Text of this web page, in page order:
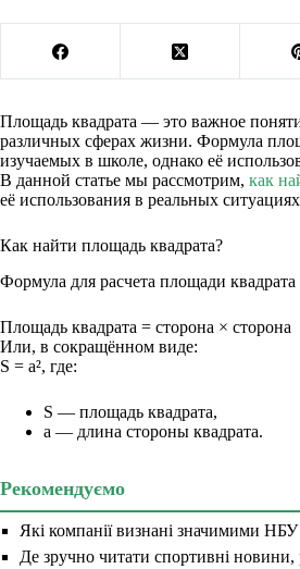
Площадь квадрата — это важное
различных сферах жизни. Формула
изучаемых в школе, однако её
В данной статье мы рассмотрим, как
её использования в реальных
Как найти площадь квадрата?
Формула для расчета площади квадрата
Площадь квадрата = сторона × сторона
Или, в сокращённом виде:
S = a², где:
S — площадь квадрата,
a — длина стороны квадрата.
Рекомендуємо
Які компанії визнані значимими
Де зручно читати спортивні новини,